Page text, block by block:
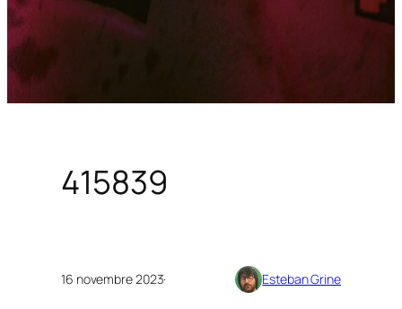
415839
16 novembre 2023· Esteban Grine